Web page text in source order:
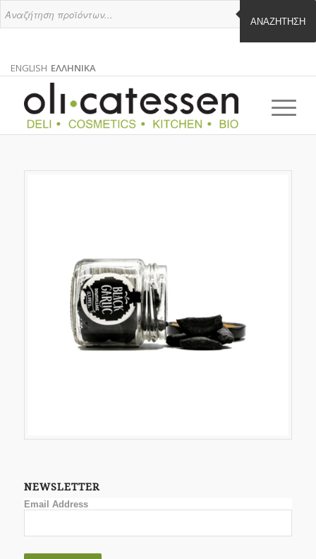
ΑΝΑΖΉΤΗΣΗ
ENGLISH
ΑΓΓΛΙΚΑ
ΕΛΛΗΝΙΚΑ
ΕΛΛΗΝΙΚΑ
EL
NEWSLETTER
Email Address